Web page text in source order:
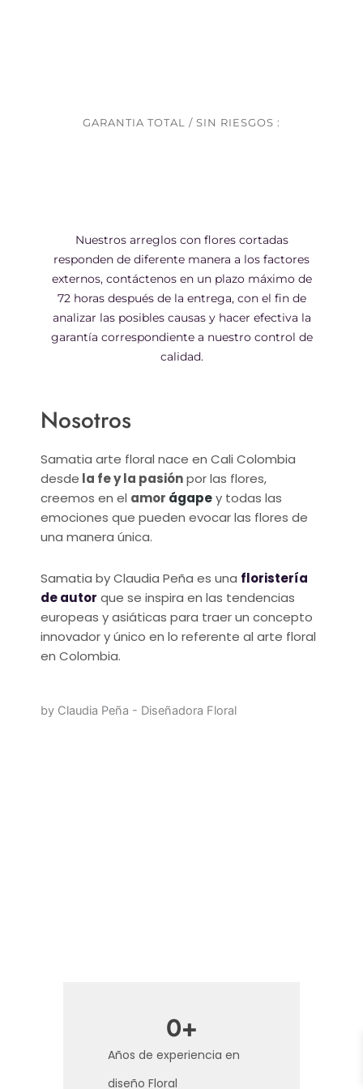
GARANTIA TOTAL / SIN RIESGOS :
Nuestros arreglos con flores cortadas
responden de diferente manera a los factores
externos, contáctenos en un plazo máximo de
72 horas después de la entrega, con el fin de
analizar las posibles causas y hacer efectiva la
garantía correspondiente a nuestro control de
calidad.
Nosotros
Samatia arte floral nace en Cali Colombia
desde la fe y la pasiónpor las flores,
creemos en el amor ágapey todas las
emociones que pueden evocar las flores de
una manera única.
Samatia by Claudia Peña es una floristería
de autor que se inspira en las tendencias
europeas y asiáticas para traer un concepto
innovador y único en lo referente al arte floral
en Colombia.
by Claudia Peña - Diseñadora Floral
Años de experiencia en
diseño Floral
0+